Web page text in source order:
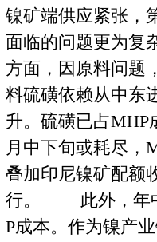
镍矿端供应紧张，
面临的问题更为复
方面，因原料问题
料硫磺依赖从中东
升。硫磺已占MHP
月中下旬或耗尽，
叠加印尼镍矿配额
行。 此外，年中
P成本。作为镍产